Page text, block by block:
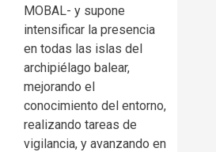
MOBAL- y supone
intensificar la presencia
en todas las islas del
archipiélago balear,
mejorando el
conocimiento del entorno,
realizando tareas de
vigilancia, y avanzando en